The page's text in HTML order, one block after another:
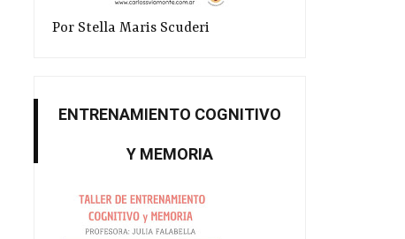
Por Stella Maris Scuderi
ENTRENAMIENTO COGNITIVO
Y MEMORIA